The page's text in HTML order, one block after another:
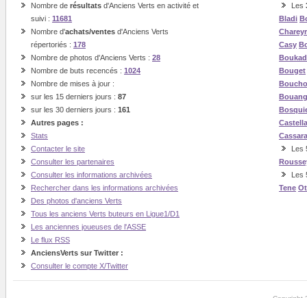
Nombre de résultats d'Anciens Verts en activité et
suivi : 11681
Nombre d'achats/ventes d'Anciens Verts
répertoriés : 178
Nombre de photos d'Anciens Verts : 28
Nombre de buts recencés : 1024
Nombre de mises à jour :
sur les 15 derniers jours : 87
sur les 30 derniers jours : 161
Autres pages :
Stats
Contacter le site
Consulter les partenaires
Consulter les informations archivées
Rechercher dans les informations archivées
Des photos d'anciens Verts
Tous les anciens Verts buteurs en Ligue1/D1
Les anciennes joueuses de l'ASSE
Le flux RSS
AnciensVerts sur Twitter :
Consulter le compte X/Twitter
Les
Bladi
Casy
Bouget
Cassara
Les
Les
Tene